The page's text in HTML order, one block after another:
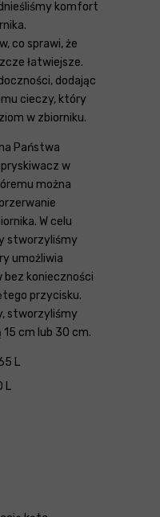
komfort
co sprawi, że
łatwiejsze.
dodając
cieczy, który
w zbiorniku.
Państwa
w
można
W celu
stworzyliśmy
umożliwia
bez konieczności
przycisku.
stworzyliśmy
cm lub 30 cm.
L
L